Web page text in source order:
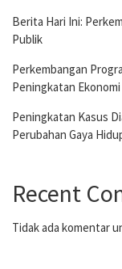
Berita Hari Ini:
Publik
Perkembangan
Peningkatan
Peningkatan Kasus
Perubahan Gaya
Recent
Tidak ada komentar